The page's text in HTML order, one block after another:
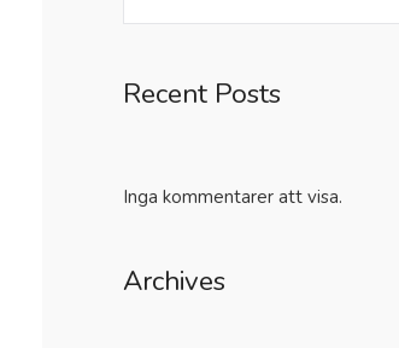
Recent Posts
Inga kommentarer att visa.
Archives